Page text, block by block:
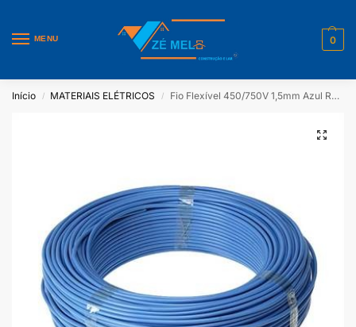
MENU 0
Início / MATERIAIS ELÉTRICOS / Fio Flexível 450/750V 1,5mm Azul Rolo Com 100 Mt Corfio/Sil